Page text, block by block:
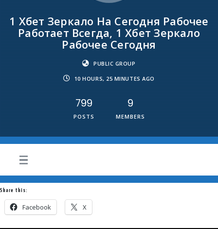
1 Хбет Зеркало На Сегодня Рабочее
Работает Всегда, 1 Хбет Зеркало
Рабочее Сегодня
PUBLIC GROUP
10 HOURS, 25 MINUTES AGO
799
POSTS
9
MEMBERS
Share this:
Facebook X